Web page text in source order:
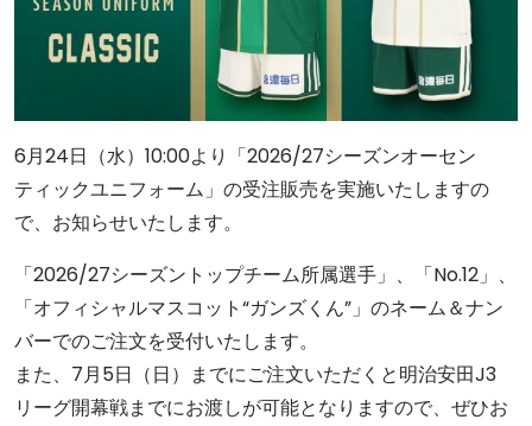
6月24日（水）10:00より「2026/27シーズンオーセン
ティックユニフォーム」の受注販売を実施いたしますの
で、お知らせいたします。
「2026/27シーズントップチーム所属選手」、「No.12」、
「オフィシャルマスコット“ガンズくん”」のネーム＆ナン
バーでのご注文を受付いたします。
また、7月5日（日）までにご注文いただくと明治安田J3
リーグ開幕戦までにお渡しが可能となりますので、ぜひお